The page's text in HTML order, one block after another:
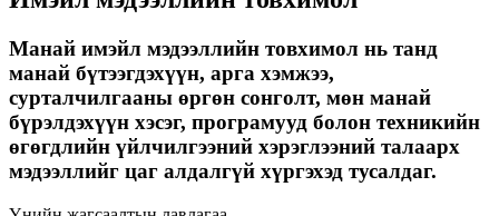
Манай имэйл мэдээллийн товхимол нь танд
манай бүтээгдэхүүн, арга хэмжээ,
сурталчилгааны өргөн сонголт, мөн манай
бүрэлдэхүүн хэсэг, програмууд болон техникийн
өгөгдлийн үйлчилгээний хэрэглээний талаарх
мэдээллийг цаг алдалгүй хүргэхэд тусалдаг.